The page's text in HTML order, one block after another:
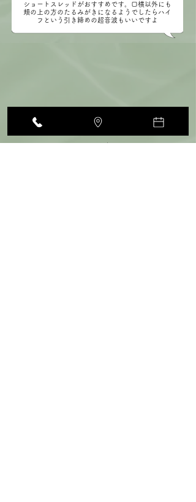
ショートスレッドがおすすめです。口横以外にも
頬の上の方のたるみがきになるようでしたらハイ
フという引き締めの超音波もいいですよ